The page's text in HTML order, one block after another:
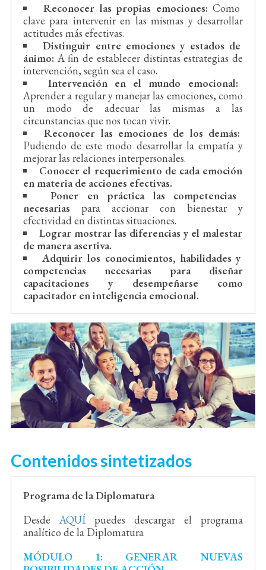
Reconocer las propias emociones: Como
clave para intervenir en las mismas y desarrollar
actitudes más efectivas.
Distinguir entre emociones y estados de
ánimo: A fin de establecer distintas estrategias de
intervención, según sea el caso.
Intervención en el mundo emocional:
Aprender a regular y manejar las emociones, como
un modo de adecuar las mismas a las
circunstancias que nos tocan vivir.
Reconocer las emociones de los demás:
Pudiendo de este modo desarrollar la empatía y
mejorar las relaciones interpersonales.
Conocer el requerimiento de cada emoción
en materia de acciones efectivas.
Poner en práctica las competencias
necesarias para accionar con bienestar y
efectividad en distintas situaciones.
Lograr mostrar las diferencias y el malestar
de manera asertiva.
Adquirir los conocimientos, habilidades y
competencias necesarias para diseñar
capacitaciones y desempeñarse como
capacitador en inteligencia emocional.
Contenidos sintetizados
Programa de la Diplomatura
Desde AQUÍpuedes descargar el programa
analítico de la Diplomatura
MÓDULO 1: GENERAR NUEVAS